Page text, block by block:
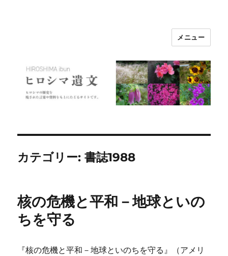
メニュー
カテゴリー:書誌1988
核の危機と平和－地球といの
ちを守る
『核の危機と平和－地球といのちを守る』（アメリ